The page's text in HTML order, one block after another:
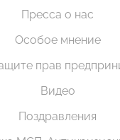
Пресса о нас
Особое мнение
прав
Видео
Поздравления